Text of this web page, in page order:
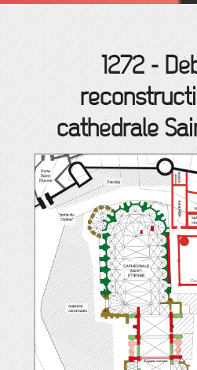
1272 -
cathédrale